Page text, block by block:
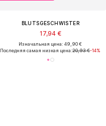
BLUTSGESCHWISTER
17,94 €
Изначальная цена: 49,90 €
Последняя самая низкая цена:20,93 €-14%